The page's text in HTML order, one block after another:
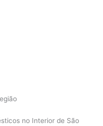
no Interior de São